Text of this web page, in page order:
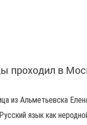
проходил в
из Альметьевска
язык как